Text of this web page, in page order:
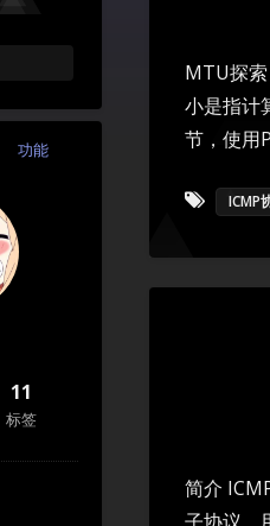
功能
11
标签
MTU探
小是指计
节，使用
ICMP
简介